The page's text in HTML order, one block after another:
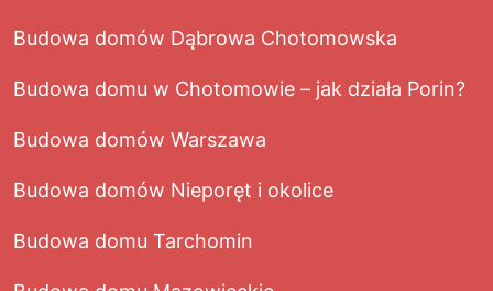
Budowa domów Dąbrowa Chotomowska
Budowa domu w Chotomowie – jak działa Porin?
Budowa domów Warszawa
Budowa domów Nieporęt i okolice
Budowa domu Tarchomin